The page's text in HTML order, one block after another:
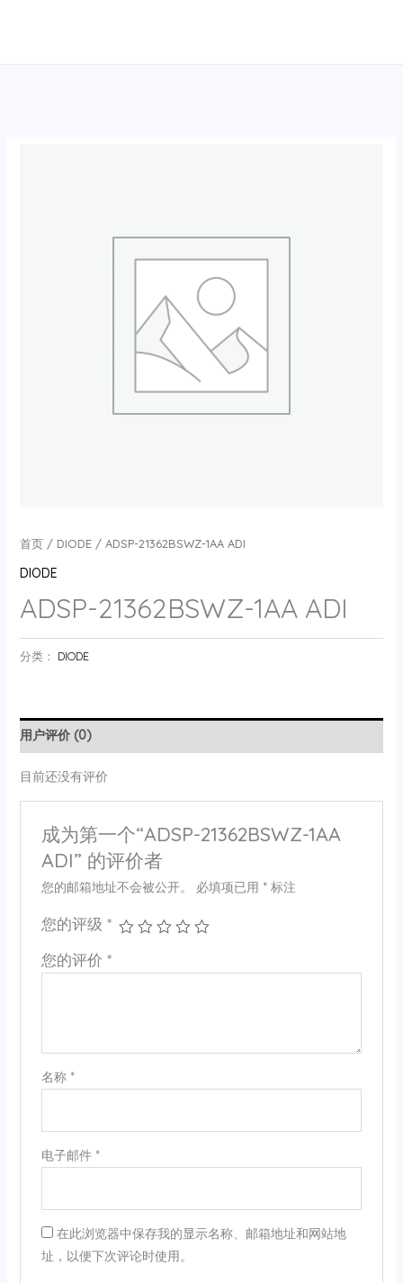
首页/ DIODE/ ADSP-21362BSWZ-1AA ADI
DIODE
ADSP-21362BSWZ-1AA ADI
分类： DIODE
用户评价 (0)
目前还没有评价
成为第一个“ADSP-21362BSWZ-1AA
ADI” 的评价者
您的邮箱地址不会被公开。 必填项已用 *标注
您的评级 *
您的评价 *
名称 *
电子邮件 *
在此浏览器中保存我的显示名称、邮箱地址和网站地
址，以便下次评论时使用。